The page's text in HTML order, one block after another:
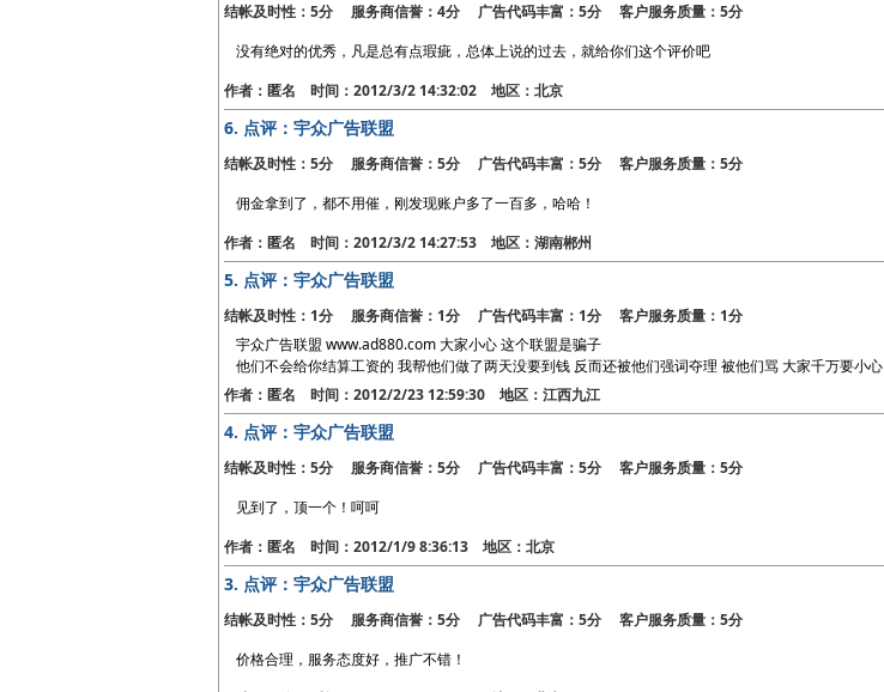
结帐及时性：5分 服务商信誉：4分 广告代码丰富：5分 客户服务质量：5分
没有绝对的优秀，凡是总有点瑕疵，总体上说的过去，就给你们这个评价吧
作者：匿名 时间：2012/3/2 14:32:02 地区：北京
6. 点评：宇众广告联盟
结帐及时性：5分 服务商信誉：5分 广告代码丰富：5分 客户服务质量：5分
佣金拿到了，都不用催，刚发现账户多了一百多，哈哈！
作者：匿名 时间：2012/3/2 14:27:53 地区：湖南郴州
5. 点评：宇众广告联盟
结帐及时性：1分 服务商信誉：1分 广告代码丰富：1分 客户服务质量：1分
宇众广告联盟 www.ad880.com 大家小心 这个联盟是骗子
他们不会给你结算工资的 我帮他们做了两天没要到钱 反而还被他们强词夺理 被他们骂 大家千万要小心
作者：匿名 时间：2012/2/23 12:59:30 地区：江西九江
4. 点评：宇众广告联盟
结帐及时性：5分 服务商信誉：5分 广告代码丰富：5分 客户服务质量：5分
见到了，顶一个！呵呵
作者：匿名 时间：2012/1/9 8:36:13 地区：北京
3. 点评：宇众广告联盟
结帐及时性：5分 服务商信誉：5分 广告代码丰富：5分 客户服务质量：5分
价格合理，服务态度好，推广不错！